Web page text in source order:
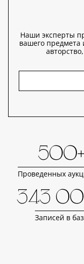
Наши эксперты
вашего предмета
Проведенных
343
Записей в